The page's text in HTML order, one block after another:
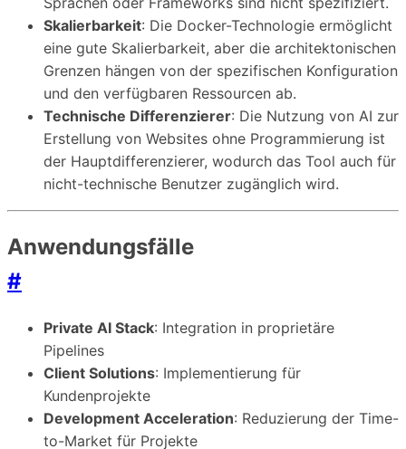
Skalierbarkeit: Die Docker-Technologie ermöglicht
eine gute Skalierbarkeit, aber die architektonischen
Grenzen hängen von der spezifischen Konfiguration
und den verfügbaren Ressourcen ab.
Technische Differenzierer: Die Nutzung von AI zur
Erstellung von Websites ohne Programmierung ist
der Hauptdifferenzierer, wodurch das Tool auch für
nicht-technische Benutzer zugänglich wird.
Anwendungsfälle
#
Private AI Stack: Integration in proprietäre
Pipelines
Client Solutions: Implementierung für
Kundenprojekte
Development Acceleration: Reduzierung der Time-
to-Market für Projekte